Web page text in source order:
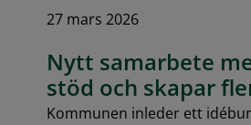
27 mars 2026
Nytt samarbete
stöd och skapar
Kommunen inleder ett